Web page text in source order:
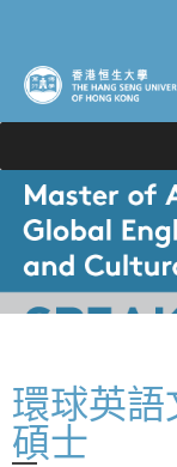
環球英
碩士